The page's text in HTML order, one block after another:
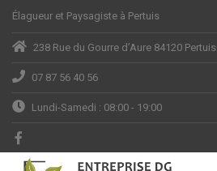
Élagueur et Paysagiste à Pertuis
238 Rue du Gourre d’Aure 84120 Pertuis
07 87 56 40 56
Lundi-Samedi : 08:00 - 19:00